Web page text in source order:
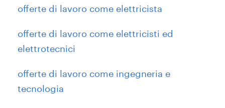
offerte di lavoro come elettricista
offerte di lavoro come elettricisti ed
elettrotecnici
offerte di lavoro come ingegneria e
tecnologia